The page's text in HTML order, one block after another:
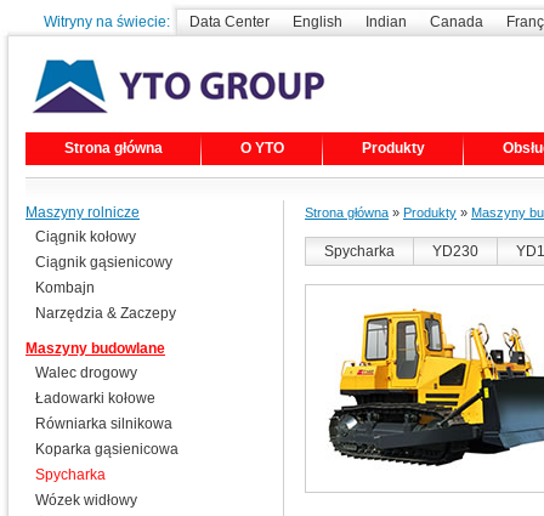
Witryny na świecie: Data Center English Indian Canada
Strona główna O YTO Produkty
Strona główna » Produkty » Maszyny
Spycharka YD230
Maszyny rolnicze
Ciągnik kołowy
Ciągnik gąsienicowy
Kombajn
Narzędzia & Zaczepy
Maszyny budowlane
Walec drogowy
Ładowarki kołowe
Równiarka silnikowa
Koparka gąsienicowa
Spycharka
Wózek widłowy